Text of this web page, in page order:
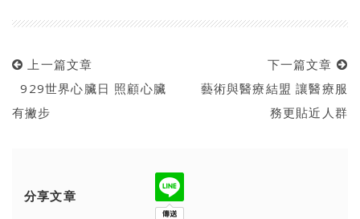
上一篇文章
929世界心臟日 照顧心臟
有撇步
下一篇文章
藝術與醫療結盟 讓醫療服
務更貼近人群
分享文章